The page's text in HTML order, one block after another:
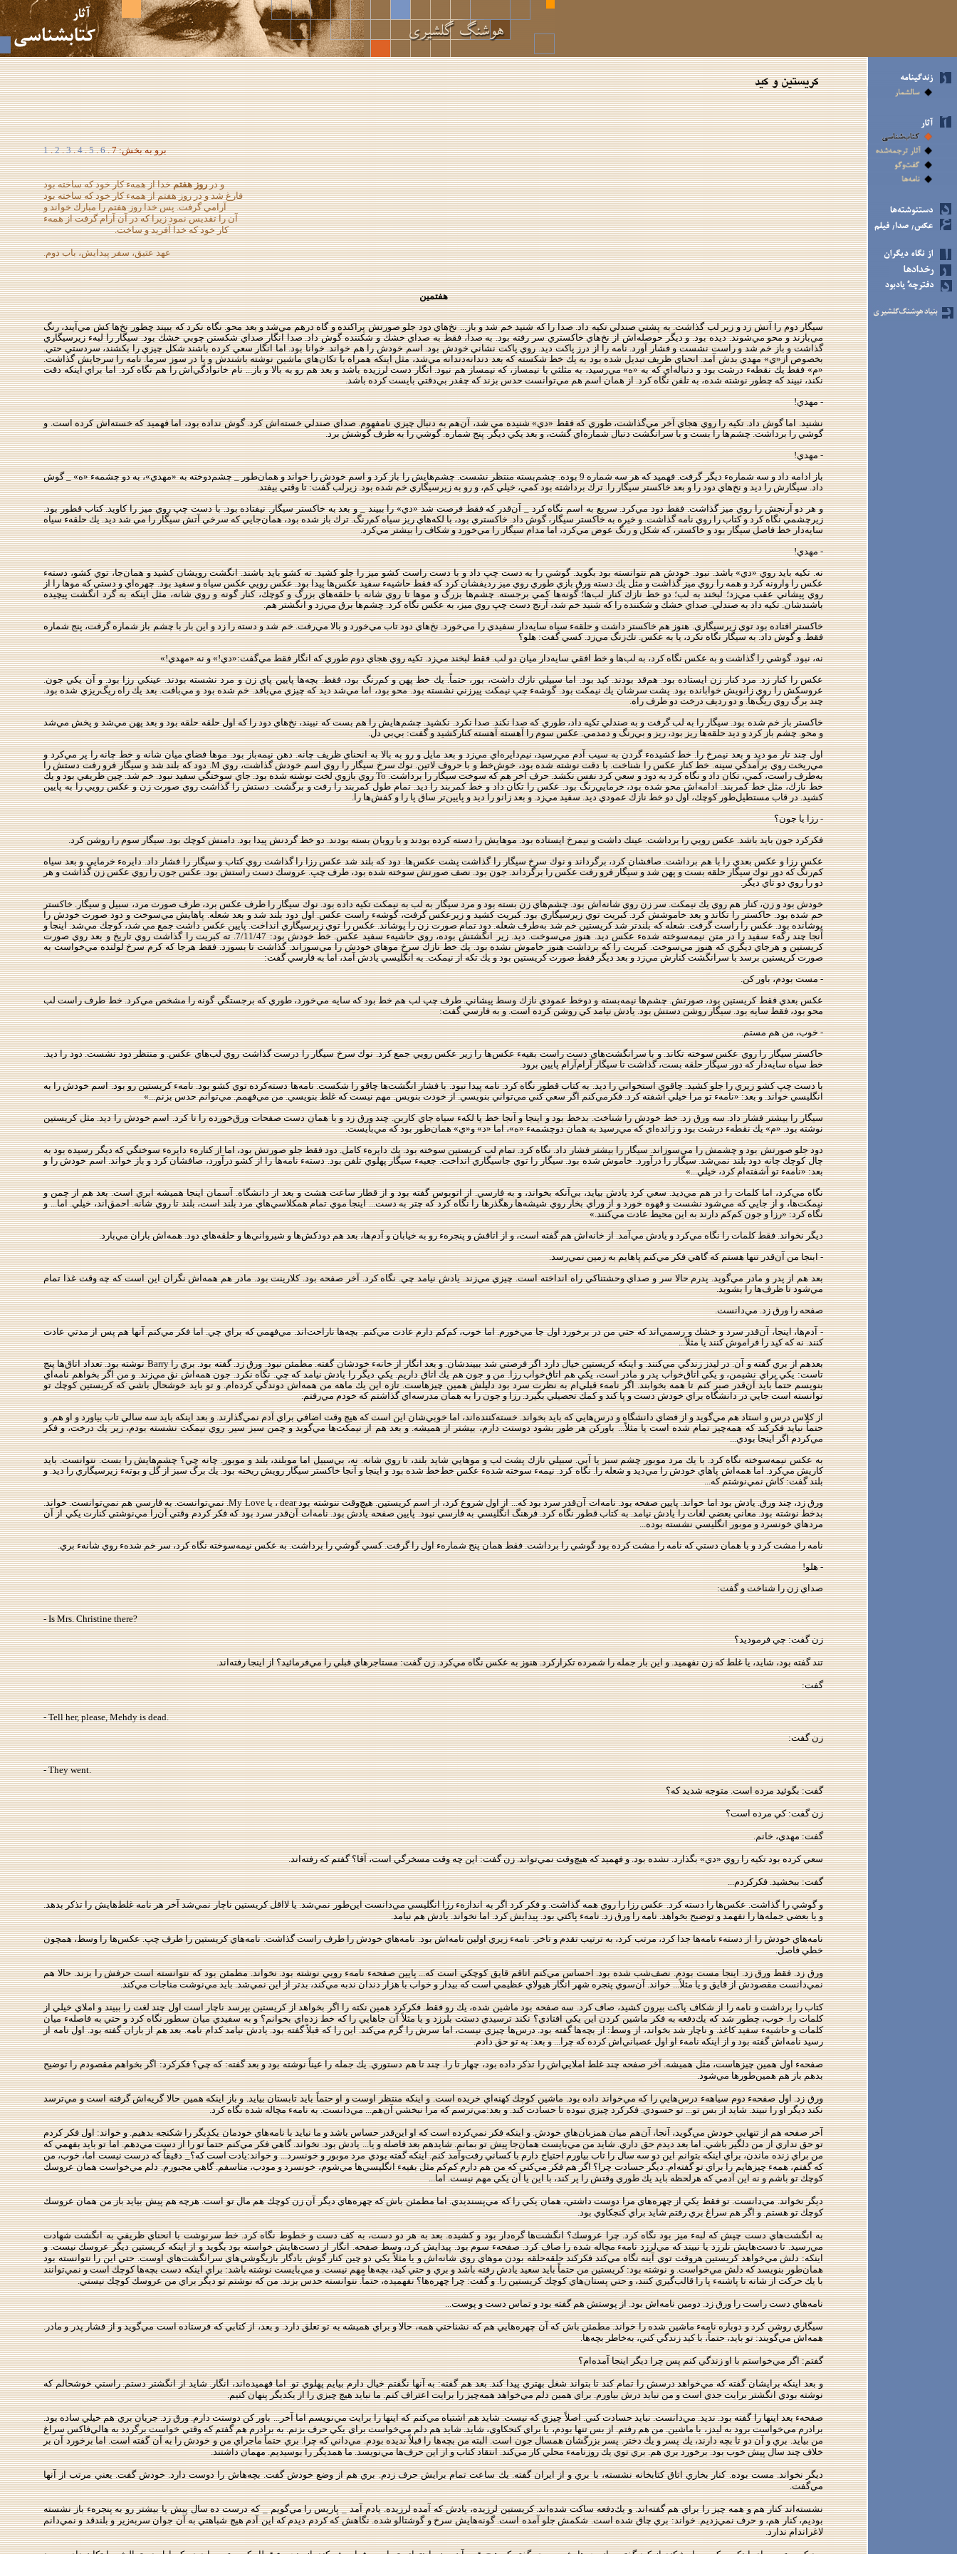
برو به بخش: 7 . 6
.
5
.
4
.
3
.
2
.
1
و درروز هفتمخدا از همهء كار خود كه ساخته بود
فارغ شد و در روز هفتم از همهء كار خود كه ساخته بود
آرامي گرفت. پس خدا روز هفتم را مبارك خواند و
آن را تقديس نمود زيرا كه در آن آرام گرفت از همهء
كار خود كه خدا آفريد و ساخت.
عهد عتيق، سفر پيدايش، باب دوم.
هفتمين
سيگار دوم را آتش زد و زير لب گذاشت. به پشتي صندلي تكيه داد. صدا را كه شنيد خم شد و باز... نخ‌هاي دود جلو صورتش پراكنده و گاه درهم مي‌شد و بعد محو. نگاه نكرد كه ببيند چطور نخ‌ها كش مي‌آيند، رنگ
مي‌بازند و محو مي‌شوند. ديده بود. و ديگر حوصله‌اش از نخ‌هاي خاكستري سر رفته بود. به صدا، فقط به صداي خشك و شكننده گوش داد. صدا انگار صداي شكستن چوبي خشك بود. سيگار را لبهء زيرسيگاري
گذاشت و باز خم شد و راست نشست و فشار آورد. نامه را از درز پاكت ديد. روي پاكت نشاني خودش بود. اسم خودش را هم خواند. خوانا بود. اما انگار سعي كرده باشند شكل چيزي را بكشند، سردستي حتي.
بخصوص از«ي» مهدي بدش آمد. انحناي ظريف تبديل شده بود به يك خط شكسته كه بعد دندانه‌دندانه مي‌شد، مثل اينكه همراه با تكان‌هاي ماشين نوشته باشندش و يا در سوز سرما. نامه را سرجايش گذاشت.
«م» فقط يك نقطهء درشت بود و دنباله‌اي كه به «ه» مي‌رسيد، به مثلثي با نيمساز، كه نيمساز هم نبود. انگار دست لرزيده باشد و بعد هم رو به بالا و باز... نام خانوادگي‌اش را هم نگاه كرد. اما براي اينكه دقت
نكند، نبيند كه چطور نوشته شده، به تلفن نگاه كرد. از همان اسم هم مي‌توانست حدس بزند كه چقدر بي‌دقتي بايست كرده باشد.
- مهدي!
نشنيد. اما گوش داد. تكيه را روي هجاي آخر مي‌گذاشت، طوري كه فقط «دي» شنيده مي شد، آن‌هم به دنبال چيزي نامفهوم. صداي صندلي خسته‌اش كرد. گوش نداده بود، اما فهميد كه خسته‌اش كرده است. و
گوشي را برداشت. چشم‌ها را بست و با سرانگشت دنبال شماره‌اي گشت، و بعد يكي ديگر. پنج شماره. گوشي را به طرف گوشش برد.
- مهدي!
باز ادامه داد و سه شمارهء ديگر گرفت. فهميد كه هر سه شماره 9 بوده. چشم‌بسته منتظر نشست. چشم‌هايش را باز كرد و اسم خودش را خواند و همان‌طور _ چشم‌دوخته به «مهدي»، به دو چشمهء «ه» _ گوش
داد. سيگارش را ديد و نخ‌هاي دود را و بعد خاكستر سيگار را. ترك برداشته بود كمي، خيلي كم، و رو به زيرسيگاري خم شده بود. زيرلب گفت: تا وقتي بيفتد.
و هر دو آرنجش را روي ميز گذاشت. فقط دود مي‌كرد. سريع به اسم نگاه كرد _ آن‌قدر كه فقط فرصت شد «دي» را ببيند _ و بعد به خاكستر سيگار. نيفتاده بود. با دست چپ روي ميز را كاويد. كتاب قطور بود.
زيرچشمي نگاه كرد و كتاب را روي نامه گذاشت. و خيره به خاكستر سيگار، گوش داد. خاكستري بود، با لكه‌هاي ريز سياه كم‌رنگ. ترك باز شده بود، همان‌جايي كه سرخي آتش سيگار را مي شد ديد. يك حلقهء سياه
سايه‌دار خط فاصل سيگار بود و خاكستر، كه شكل و رنگ عوض مي‌كرد، اما مدام سيگار را مي‌خورد و شكاف را بيشتر مي‌كرد.
- مهدي!
نه. تكيه بايد روي «دي» باشد. نبود. خودش هم نتوانسته بود بگويد. گوشي را به دست چپ داد و با دست راست كشو ميز را جلو كشيد. ته كشو بايد باشند. انگشت رويشان كشيد و همان‌جا، توي كشو، دستهء
عكس را وارونه كرد و همه را روي ميز گذاشت و مثل يك دسته ورق‌ بازي طوري روي ميز رديفشان كرد كه فقط حاشيهء سفيد عكس‌ها پيدا بود. عكس رويي عكس سياه‌ و سفيد بود. چهره‌اي و دستي كه موها را از
روي پيشاني عقب مي‌زد؛ لبخند به لب؛ دو خط نازك كنار لب‌ها؛ گونه‌ها كمي برجسته. چشم‌ها بزرگ و موها تا روي شانه با حلقه‌هاي بزرگ و كوچك، كنار گونه و روي شانه، مثل اينكه به گرد انگشت پيچيده
باشندشان. تكيه داد به صندلي. صداي خشك و شكننده را كه شنيد خم شد، آرنج دست چپ روي ميز، به عكس نگاه كرد. چشم‌ها برق مي‌زد و انگشتر هم.
خاكستر افتاده بود توي زيرسيگاري. هنوز هم خاكستر داشت و حلقهء سياه سايه‌دار سفيدي را مي‌خورد. نخ‌هاي دود تاب مي‌خورد و بالا مي‌رفت. خم شد و دسته را زد و اين ‌بار با چشم باز شماره گرفت، پنج شماره
فقط. و گوش داد. به سيگار نگاه نكرد، يا به عكس. تك‌زنگ مي‌زد. كسي گفت: هلو؟
نه، نبود. گوشي را گذاشت و به عكس نگاه كرد، به لب‌ها و خط افقي سايه‌دار ميان دو لب. فقط لبخند مي‌زد. تكيه روي هجاي دوم طوري كه انگار فقط مي‌گفت:«دي!» و نه «مهدي!»
عكس را كنار زد. مرد كنار زن ايستاده بود. هم‌قد بودند. كيد بود. اما سبيلي نازك داشت، بور، حتماً. يك خط پهن و كم‌رنگ بود، فقط. بچه‌ها پايين پاي زن و مرد نشسته بودند. عينكي رزا بود. و آن يكي جون.
عروسكش را روي زانويش خوابانده بود. پشت سرشان يك نيمكت بود. گوشهء چپ نيمكت پيرزني نشسته بود. محو بود، اما مي‌شد ديد كه چيزي مي‌بافد. خم شده بود و مي‌بافت. بعد يك راه ريگ‌ريزي شده بود.
چند برگ روي ريگ‌ها. و دو رديف درخت دو طرف راه.
خاكستر باز خم شده بود. سيگار را به لب گرفت و به صندلي تكيه داد، طوري كه صدا نكند. صدا نكرد. نكشيد. چشم‌هايش را هم بست كه نبيند، نخ‌هاي دود را كه اول حلقه‌ حلقه بود و بعد پهن مي‌شد و پخش مي‌شد
و محو. چشم باز كرد و ديد حلقه‌ها ريز بود، ريز و بي‌رنگ و دمدمي. عكس سوم را آهسته ‌آهسته كناركشيد و گفت: بي‌بي دل.
اول چند تار مو ديد و بعد نيمرخ را. خط كشيدهء گردن به سيب آدم مي‌رسيد، نيم‌دايره‌اي مي‌زد و بعد مايل و رو به بالا به انحناي ظريف چانه. دهن نيمه‌باز بود. موها فضاي ميان شانه و خط چانه را پر مي‌كرد و
مي‌ريخت روي بر‌آمدگي سينه. خط كنار عكس را شناخت. با دقت نوشته شده بود، خوش‌خط و با حروف لاتين. نوك سرخ سيگار را روي اسم خودش گذاشت، روي M. دود كه بلند شد و سيگار فرو رفت دستش را
به‌طرف راست، كمي، تكان داد و نگاه كرد به دود و سعي كرد نفس نكشد. حرف آخر هم كه سوخت سيگار را برداشت. To روي بازوي لخت نوشته شده بود. جاي سوختگي سفيد نبود. خم شد. چين ظريفي بود و يك
خط نازك، مثل خط كمربند. ادامه‌اش محو شده بود، خرمايي‌رنگ بود. عكس را تكان داد و خط كمربند را ديد. تمام طول كمربند را رفت و برگشت. دستش را گذاشت روي صورت زن و عكس رويي را به پايين
كشيد. در قاب مستطيل‌طور كوچك، اول دو خط نازك عمودي ديد. سفيد مي‌زد. و بعد زانو را ديد و پايين‌تر ساق پا را و كفش‌ها را.
- رزا يا جون؟
فكركرد جون بايد باشد. عكس رويي را برداشت. عينك داشت و نيمرخ ايستاده بود. موهايش را دسته كرده بودند و با روبان بسته بودند. دو خط گردنش پيدا بود. دامنش كوچك بود. سيگار سوم را روشن كرد.
عكس رزا و عكس بعدي را با هم برداشت. صافشان كرد، برگرداند و نوك سرخ سيگار را گذاشت پشت عكس‌ها. دود كه بلند شد عكس رزا را گذاشت روي كتاب و سيگار را فشار داد. دايرهء خرمايي و بعد سياه
كم‌رنگ كه دور نوك سيگار حلقه بست و پهن شد و سيگار فرو رفت عكس را برگرداند. جون بود. نصف صورتش سوخته شده بود، طرف چپ. عروسك دست راستش بود. عكس جون را روي عكس زن گذاشت و هر
دو را روي دو تاي ديگر.
خودش بود و زن، كنار هم روي يك نيمكت. سر زن روي شانه‌اش بود. چشم‌هاي زن بسته بود و مرد سيگار به لب به نيمكت تكيه داده بود. نوك سيگار را طرف عكس برد، طرف صورت مرد، سبيل و سيگار. خاكستر
خم شده بود. خاكستر را تكاند و بعد خاموشش كرد. كبريت توي زيرسيگاري بود. كبريت كشيد و زيرعكس گرفت، گوشهء راست عكس. اول دود بلند شد و بعد شعله. پاهايش مي‌سوخت و دود صورت خودش را
پوشانده بود. عكس را راست گرفت. شعله كه بلندتر شد كريستين خم شد به‌طرف شعله. دود تمام صورت زن را پوشاند. عكس را توي زيرسيگاري انداخت. پايين عكس داشت جمع مي شد، كوچك مي‌شد. اينجا و
آنجا چند رگهء سفيد را در متن نيمه‌سوخته شدهء عكس ديد. هنوز مي‌سوخت. ديد. زير انگشتش بوده، روي حاشيهء سفيد عكس. خط خودش بود: 7/11/47. ته كبريت را گذاشت روي تاريخ و بعد روي صورت
كريستين و هرجاي ديگري كه هنوز مي‌سوخت. كبريت را كه برداشت هنوز خاموش نشده بود. يك خط نازك سرخ موهاي خودش را مي‌سوزاند. گذاشت تا بسوزد. فقط هرجا كه كرم سرخ لولنده مي‌خواست به
صورت كريستين برسد با سرانگشت كنارش مي‌زد و بعد ديگر فقط صورت كريستين بود و يك تكه از نيمكت. به انگليسي يادش آمد، اما به فارسي گفت:
- مست بودم، باور كن.
عكس بعدي فقط كريستين بود، صورتش. چشم‌ها نيمه‌بسته و دوخط عمودي نازك وسط پيشاني. طرف چپ لب هم خط بود كه سايه مي‌خورد، طوري كه برجستگي گونه را مشخص مي‌كرد. خط طرف راست لب
محو بود، فقط سايه بود. سيگار روشن دستش بود. يادش نيامد كي روشن كرده است. و به فارسي گفت:
- خوب، من هم مستم.
خاكستر سيگار را روي عكس سوخته تكاند. و با سرانگشت‌هاي دست راست بقيهء عكس‌ها را زير عكس رويي جمع كرد. نوك سرخ سيگار را درست گذاشت روي لب‌هاي عكس. و منتظر دود نشست. دود را ديد.
خط سياه سايه‌دار كه دور سيگار حلقه بست، گذاشت تا سيگار آرام‌آرام پايين برود.
با دست چپ كشو زيري را جلو كشيد. چاقوي استخواني را ديد. به كتاب قطور نگاه كرد. نامه پيدا نبود. با فشار انگشت‌ها چاقو را شكست. نامه‌ها دسته‌كرده توي كشو بود. نامهء كريستين رو بود. اسم خودش را به
انگليسي خواند. و بعد: «نامهء تو مرا خيلي آشفته كرد. فكرمي‌كنم اگر سعي كني مي‌تواني بنويسي. از خودت بنويس. مهم نيست كه غلط بنويسي. من مي‌فهمم. مي‌توانم حدس بزنم...»
سيگار را بيشتر فشار داد. سه ورق زد. خط خودش را شناخت. بدخط بود و اينجا و آنجا خط يا لكهء سياه جاي كاربن. چند ورق زد و با همان دست صفحات ورق‌خورده را تا كرد. اسم خودش را ديد. مثل كريستين
نوشته بود. «م» يك نقطهء درشت بود و زائده‌اي كه مي‌رسيد به همان دوچشمهء «ه»، اما «د» و«ي» همان‌طور بود كه مي‌بايست.
دود جلو صورتش بود و چشمش را مي‌سوزاند. سيگار را بيشتر فشار داد. نگاه كرد. تمام لب كريستين سوخته بود. يك دايرهء كامل. دود فقط جلو صورتش بود، اما از كنارهء دايرهء سوختگي كه ديگر رسيده بود به
چال كوچك چانه دود بلند نمي‌شد. سيگار را در‌آورد. خاموش شده بود. سيگار را توي جاسيگاري انداخت. جعبهء سيگار پهلوي تلفن بود. دستهء نامه‌ها را از كشو در‌آورد، صافشان كرد و باز خواند. اسم خودش را و
بعد: «نامهء تو آشفته‌ام كرد، خيلي...»
نگاه مي‌كرد، اما كلمات را در هم مي‌ديد. سعي كرد يادش بيايد، بي‌آنكه بخواند، و به فارسي. از اتوبوس گفته بود و از قطار ساعت هشت و بعد از دانشگاه. آسمان اينجا هميشه ابري است. بعد هم از چمن و
نيمكت‌ها، و از جايي كه مي‌شود نشست و قهوه خورد و از وراي بخار روي شيشه‌ها رهگذرها را نگاه كرد كه چتر به‌ دست... اينجا موي تمام همكلاسي‌هاي مرد بلند است، بلند تا روي شانه. احمق‌اند، خيلي. اما... و
نگاه كرد: «رزا و جون كم‌كم دارند به اين محيط عادت مي‌كنند.»
ديگر نخواند. فقط كلمات را نگاه مي‌كرد و يادش مي‌آمد. از خانه‌اش هم گفته است، و از اتاقش و پنجرهء رو به خيابان و آدم‌ها، بعد هم دودكش‌ها و شيرواني‌ها و حلقه‌هاي دود. همه‌اش باران مي‌بارد.
- ابنجا من آن‌قدر تنها هستم كه گاهي فكر مي‌كنم پاهايم به زمين نمي‌رسد.
بعد هم از پدر و مادر مي‌گويد. پدرم حالا سر و صداي وحشتناكي راه انداخته است. چيزي مي‌زند. يادش نيامد چي. نگاه كرد. آخر صفحه بود. كلارينت بود. مادر هم همه‌اش نگران اين است كه چه وقت غذا تمام
مي‌شود تا ظرف‌ها را بشويد.
صفحه را ورق زد. مي‌دانست.
- آدم‌ها، اينجا، آن‌قدر سرد و خشك و رسمي‌اند كه حتي من در برخورد اول جا مي‌خورم. اما خوب، كم‌كم دارم عادت مي‌كنم. بچه‌ها ناراحت‌اند. مي‌فهمي كه براي چي. اما فكر مي‌كنم آنها هم پس از مدتي عادت
كنند. نه كه كيد را فراموش كنند يا مثلاً...
بعدهم از بري گفته و آن. در ليدز زندگي مي‌كنند. و اينكه كريستين خيال دارد اگر فرصتي شد ببيندشان. و بعد انگار از خانهء خودشان گفته. مطمئن نبود. ورق زد. گفته بود. بري را Barry نوشته بود. تعداد اتاق‌ها پنج
تاست: يكي براي نشيمن، و يكي اتاق‌خواب پدر و مادر است، يكي هم اتاق‌خواب رزا. من و جون هم يك اتاق داريم. يكي ديگر را يادش نيامد كه چي. نگاه نكرد. جون همه‌اش نق مي‌زند. و من اگر بخواهم نامه‌اي
بنويسم حتماً بايد آن‌قدر صبر كنم تا همه بخوابند. اگر نامهء قبلي‌ام به نظرت سرد بود دليلش همين چيزهاست. تازه اين يك ماهه من همه‌اش دوندگي كرده‌ام. و تو بايد خوشحال باشي كه كريستين كوچك تو
توانسته است جايي در دانشگاه براي خودش دست ‌و پا كند و كمك تحصيلي بگيرد. رزا و جون را به همان مدرسه‌اي گذاشتم كه خودم مي‌رفتم.
از كلاس درس و استاد هم مي‌گويد و از فضاي دانشگاه و درس‌هايي كه بايد بخواند. خسته‌كننده‌اند، اما خوبي‌شان اين است كه هيچ وقت اضافي براي آدم نمي‌گذارند. و بعد اينكه بايد سه سالي تاب بياورد و او هم. و
حتماً نبايد فكركند كه همه‌چيز تمام شده است يا مثلاً... باوركن هر طور بشود دوستت دارم، بيشتر از هميشه. و بعد هم از نيمكت‌ها مي‌گويد و چمن سبز سير. روي نيمكت نشسته بودم، زير يك درخت، و فكر
مي‌كردم اگر اينجا بودي...
به عكس نيمه‌سوخته نگاه كرد. با يك مرد موبور چشم سبز يا آبي. سبيلي نازك پشت لب و موهايي شايد بلند، تا روي شانه. نه، بي‌سبيل اما موبلند، بلند و موبور. چانه چي؟ چشم‌هايش را بست. نتوانست. بايد
كاريش مي‌كرد. اما همه‌اش پاهاي خودش را مي‌ديد و شعله را. نگاه كرد. نيمهء سوخته شدهء عكس خط‌خط شده بود و اينجا و آنجا خاكستر سيگار رويش ريخته بود. يك برگ سبز از گل ‌و بوتهء زيرسيگاري را ديد. و
بلند گفت: كاش نمي‌نوشتم كه...
ورق زد، چند ورق. يادش بود اما خواند. پايين صفحه بود. نامه‌ات آن‌قدر سرد بود كه... از اول شروع كرد، از اسم كريستين. هيچ‌وقت ننوشته بود dear ، يا My Love. نمي‌توانست. به فارسي هم نمي‌توانست. خواند.
بدخط نوشته بود. معاني بعضي لغات را يادش نيامد. به كتاب قطور نگاه كرد. فرهنگ انگليسي به فارسي نبود. پايين صفحه يادش بود. نامه‌ات آن‌قدر سرد بود كه فكر كردم وقتي آن‌را مي‌نوشتي كنارت يكي از آن
مردهاي خونسرد و موبور انگليسي نشسته بوده...
نامه را مشت كرد و با همان دستي كه نامه را مشت كرده بود گوشي را برداشت. فقط همان پنج شمارهء اول را گرفت. كسي گوشي را برداشت. به عكس نيمه‌سوخته نگاه كرد، سر خم شدهء روي شانهء بري.
- هلو!
صداي زن را شناخت و گفت:
- Is Mrs. Christine there?
زن گفت: چي فرموديد؟
تند گفته بود، شايد، يا غلط كه زن نفهميد. و اين‌ بار جمله را شمرده تكراركرد. هنوز به عكس نگاه مي‌كرد. زن گفت: مستاجرهاي قبلي را مي‌فرمائيد؟ از اينجا رفته‌اند.
گفت:
- Tell her, please, Mehdy is dead.
زن گفت:
- They went.
گفت: بگوئيد مرده است. متوجه شديد كه؟
زن گفت: كي مرده است؟
گفت: مهدي، خانم.
سعي كرده بود تكيه را روي «دي» بگذارد. نشده بود. و فهميد كه هيچ‌وقت نمي‌تواند. زن گفت: اين چه وقت مسخرگي است، آقا؟ گفتم كه رفته‌اند.
گفت: ببخشيد. فكركردم...
و گوشي را گذاشت. عكس‌ها را دسته كرد. عكس رزا را روي همه گذاشت. و فكر كرد اگر به اندازهء رزا انگليسي مي‌دانست اين‌طور نمي‌شد. يا لااقل كريستين ناچار نمي‌شد آخر هر نامه غلط‌هايش را تذكر بدهد.
و يا بعضي جمله‌ها را نفهمد و توضيح بخواهد. نامه را ورق زد. نامهء پاكتي بود. پيدايش كرد. اما نخواند. يادش هم نيامد.
نامه‌هاي خودش را از دستهء نامه‌ها جدا كرد، مرتب كرد، به ترتيب تقدم و تاخر. نامهء زيري اولين نامه‌اش بود. نامه‌هاي خودش را طرف راست گذاشت. نامه‌هاي كريستين را طرف چپ. عكس‌ها را وسط، همچون
خطي فاصل.
ورق زد. فقط ورق زد. اينجا مست بودم. نصف‌شب شده بود. احساس مي‌كنم اتاقم قايق كوچكي است كه... پايين صفحهء نامهء رويي نوشته بود. نخواند. مطمئن بود كه نتوانسته است حرفش را بزند. حالا هم
نمي‌دانست مقصودش از قايق و يا مثلاً... خواند. آن‌سوي پنجره شهر انگار هيولاي عظيمي است كه بيدار و خواب با هزار دندان ندبه مي‌كند، بدتر از اين نمي‌شد. بايد مي‌نوشت مناجات مي‌كند.
كتاب را برداشت و نامه را از شكاف پاكت بيرون كشيد، صاف كرد. سه صفحه بود ماشين شده، يك ‌رو فقط. فكركرد همين نكته را اگر بخواهد از كريستين بپرسد ناچار است اول چند لغت را ببيند و املاي خيلي از
كلمات را. خوب، چطور شد كه يك‌دفعه به فكر ماشين كردن اين يكي افتادي؟ نكند ترسيدي دستت بلرزد و يا مثلاً آن جاهايي را كه خط زده‌اي بخوانم؟ و به سفيدي ميان سطور نگاه كرد و حتي به فاصلهء ميان
كلمات و حاشيهء سفيد كاغذ. و ناچار شد بخواند، از وسط: از بچه‌ها گفته بود. درس‌ها چيزي نيست، اما سرش را گرم مي‌كند. اين را كه قبلاً گفته بود. يادش نيامد كدام نامه. بعد هم از باران گفته بود. اول نامه از
رسيد نامه‌اش گفته بود و از اينكه نامهء او اول عصباني‌اش كرده كه چرا... و بعد: به تو حق دادم.
صفحهء اول همين چيزهاست، مثل هميشه. آخر صفحه چند غلط املايي‌اش را تذكر داده بود، چهار تا را. چند تا هم دستوري. يك جمله را عيناً نوشته بود و بعد گفته: كه چي؟ فكركرد: اگر بخواهم مقصودم را توضيح
بدهم باز هم همين‌طورها مي‌شود.
ورق زد. اول صفحهء دوم سياههء درس‌هايي را كه مي‌خواند داده بود. ماشين كوچك كهنه‌اي خريده است. و اينكه منتظر اوست و او حتماً بايد تابستان بيايد. و باز اينكه همين حالا گريه‌اش گرفته است و مي‌ترسد
نكند ديگر او را نبيند. شايد از بس تو... تو حسودي. فكركرد چيزي نبوده تا حسادت كند. و بعد:‌مي‌ترسم كه مرا نبخشي آن‌هم... مي‌دانست. به نامهء مچاله شده نگاه كرد.
آخر صفحه هم از تنهايي خودش مي‌گويد، آنجا، آن‌هم ميان همزبان‌هاي خودش. و اينكه فكر نمي‌كرده است كه او اين‌قدر حساس باشد و ما نبايد با نامه‌هاي خودمان يكديگر را شكنجه بدهيم. و خواند: اول فكر كردم
تو حق نداري از من دلگير باشي. اما بعد ديدم حق داري. شايد من مي‌بايست همان‌جا پيش تو بمانم. شايدهم بعد فاصله و يا... يادش بود. نخواند. گاهي فكر مي‌كنم حتماً تو را از دست مي‌دهم. اما تو بايد بفهمي كه
من براي زنده ماندن، براي اينكه بتوانم اين دو سه سال را تاب بياورم احتياج دارم با كساني رفت‌وآمد كنم. اينكه گفته بودي مرد موبور و خونسرد... و خواند:‌يادت است كه؟_ دقيقاً كه درست نيست اما، خوب، من
كه گفتم، همهء چيزهايم را براي تو گفته‌ام. ديگر حسادت چرا؟ اگر هم فكر مي‌كني كه من هم دارم كم‌كم مثل بقيهء انگليسي‌ها مي‌شوم، خونسرد و مودب، متاسفم. گاهي مجبورم. دلم مي‌خواست همان عروسك
كوچك تو باشم و نه اين آدمي كه هرلحظه بايد يك طوري وقتش را پر كند، با اين يا آن يكي مهم نيست. اما...
ديگر نخواند. مي‌دانست. تو فقط يكي از چهره‌هاي مرا دوست داشتي، همان يكي را كه مي‌پسنديدي. اما مطمئن باش كه چهره‌هاي ديگر آن زن كوچك هم مال تو است. هرچه هم پيش بيايد باز من همان عروسك
كوچك تو هستم. و اگر هم سراغ بري رفتم شايد براي كنجكاوي بود.
به انگشت‌هاي دست چپش كه لبهء ميز بود نگاه كرد. چرا عروسك؟ انگشت‌ها گره‌دار بود و كشيده. بعد به هر دو دست، به كف دست و خطوط نگاه كرد. خط سرنوشت با انحناي ظريفي به انگشت شهادت
مي‌رسيد. تا دست‌هايش نلرزد يا نبيند كه مي‌لرزد نامهء مچاله شده را صاف كرد. صفحهء سوم بود. پيدايش كرد، وسط صفحه. انگار از دست‌هايش خواسته بود بگويد و از اينكه كريستين ديگر عروسك نيست. و
اينكه: دلش مي‌خواهد كريستين هروقت توي آينه نگاه مي‌كند فكركند حلقه‌حلقه بودن موهاي روي شانه‌اش و يا مثلاً يكي دو چين كنار گوش يادگار بازيگوشي‌هاي سرانگشت‌هاي اوست. حتي اين را نتوانسته بود
همان‌طور بنويسد كه دلش مي‌خواست. و نوشته بود: كريستين من حتماً بايد سعيد يادش رفته باشد و بري و حتي كيد، بچه‌ها مهم نيست. و مي‌بايست نوشته باشد: براي اينكه دست بچه‌ها كوچك است و نمي‌توانند
با يك حركت از شانه تا پاشنهء پا را قالب‌گيري كنند، و حتي پستان‌هاي كوچك كريستين را. و گفت: چرا چهره‌ها؟ نفهميده، حتماً. نتوانسته حدس بزند. من كه نوشتم تو ديگر براي من عروسك كوچك نيستي.
نامه‌هاي دست راست را ورق زد. دومين نامه‌اش بود. از پوستش هم گفته بود و تماس دست و پوست...
سيگاري روشن كرد و دوباره نامهء ماشين شده را خواند. مطمئن باش كه آن چهره‌هايي هم كه نشناختي همه، حالا و براي هميشه به تو تعلق دارد. و بعد، از كتابي كه فرستاده است مي‌گويد و از فشار پدر و مادر.
همه‌اش مي‌گويند: تو بايد، حتماً، با كيد زندگي كني، به‌خاطر بچه‌ها.
گفتم: اگر مي‌خواستم با او زندگي كنم پس چرا ديگر اينجا آمده‌ام؟
و بعد اينكه برايشان گفته كه مي‌خواهد درسش را تمام كند تا بتواند شغل بهتري پيدا كند. بعد هم گفته: به آنها نگفتم خيال دارم بيايم پهلوي تو. اما فهميده‌اند، انگار. شايد از انگشتر دستم. راستي خوشحالم كه
نوشته بودي انگشتر برايت جدي است و من نبايد درش بياورم. براي همين دلم مي‌خواهد همه‌چيز را برايت اعتراف كنم. ما نبايد هيچ چيزي را از يكديگر پنهان كنيم.
صفحهء بعد اينها را گفته بود. نديد. مي‌دانست. نبايد حسادت كني. اصلاً چيزي كه نيست. شايد هم اشتباه مي‌كنم كه اينها را برايت مي‌نويسم اما آخر... باور كن دوستت دارم. ورق زد. جريان بري هم خيلي ساده بود.
برادرم مي‌خواست برود به ليدز، با ماشين. من هم رفتم. از بس تنها بودم، يا براي كنجكاوي، شايد. شايد هم دلم مي‌خواست براي يكي حرف بزنم. به برادرم هم گفتم كه وقتي خواست برگردد به هالي‌فاكس سراغ
من بيايد. بري و آن دو تا بچه دارند، يك پسر و يك دختر. پسر بزرگشان همسال جون است. البته من بچه‌ها را قبلاً نديده بودم. مي‌داني كه چرا. بري حتماً ماجراي من و خودش را به آن گفته است. اما برخورد آن بر
خلاف چند سال پيش خوب بود. برخورد بري هم. بري توي يك روزنامهء محلي كار مي‌كند. انتقاد كتاب و از اين حرف‌ها مي‌نويسد. ما همديگر را بوسيديم. مهمان داشتند.
ديگر نخواند. مست بوده. كنار بخاري اتاق كتابخانه نشسته، با بري و از ايران گفته. يك ساعت تمام برايش حرف زدم. بري هم از وضع خودش گفت. بچه‌هاش را دوست دارد. خودش گفت. يعني مرتب از آنها
مي‌گفت.
نشسته‌اند كنار هم و همه‌ چيز را براي هم گفته‌اند. و يك‌دفعه ساكت شده‌اند. كريستين لرزيده، يادش كه آمده لرزيده. يادم آمد _ پاريس را مي‌گويم _ كه درست ده سال پيش يا بيشتر رو به پنجرهء باز نشسته
بوديم، كنار هم، و حرف نمي‌زديم. خواند: بري چاق شده است. شكمش جلو آمده است. گونه‌هايش سرخ و گوشتالو شده. نگاهش كه كردم ديدم كه اين آدم هيچ شباهتي به آن جوان سربه‌زير و بلندقد و نمي‌دانم
لاغراندام ندارد.